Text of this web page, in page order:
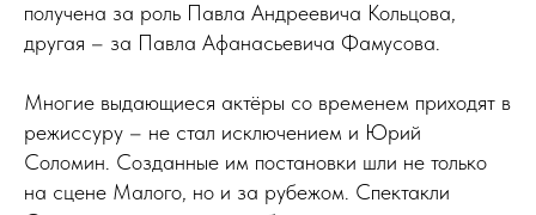
получена за роль Павла Андреевича Кольцова,
другая – за Павла Афанасьевича Фамусова.
Многие выдающиеся актёры со временем приходят в
режиссуру – не стал исключением и Юрий
Соломин. Созданные им постановки шли не только
на сцене Малого, но и за рубежом. Спектакли